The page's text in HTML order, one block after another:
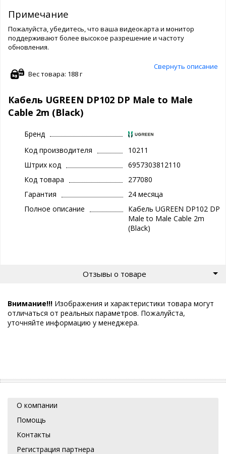
Примечание
Пожалуйста, убедитесь, что ваша видеокарта и монитор
поддерживают более высокое разрешение и частоту
обновления.
Свернуть описание
Вес товара: 188 г
Кабель UGREEN DP102 DP Male to Male
Cable 2m (Black)
Бренд
Код производителя
10211
Штрих код
6957303812110
Код товара
277080
Гарантия
24 месяца
Полное описание
Кабель UGREEN DP102 DP
Male to Male Cable 2m
(Black)
Отзывы о товаре
Внимание!!! Изображения и характеристики товара могут
отличаться от реальных параметров. Пожалуйста,
уточняйте информацию у менеджера.
О компании
Помощь
Контакты
Регистрация партнера